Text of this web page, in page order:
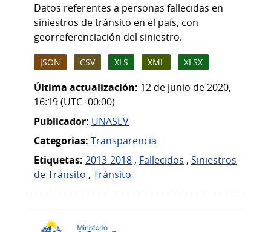
Datos referentes a personas fallecidas en
siniestros de tránsito en el país, con
georreferenciación del siniestro.
JSON CSV XLS XML XLSX
Última actualización: 12 de junio de 2020,
16:19 (UTC+00:00)
Publicador: UNASEV
Categorias: Transparencia
Etiquetas: 2013-2018 , Fallecidos , Siniestros
de Tránsito , Tránsito